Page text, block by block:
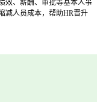
效、薪酬、审批等基本人事
减人员成本，帮助HR晋升